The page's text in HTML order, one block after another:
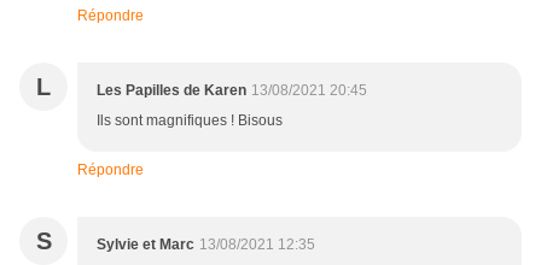
Répondre
L Les Papilles de Karen 13/08/2021 20:45
Ils sont magnifiques ! Bisous
Répondre
S Sylvie et Marc 13/08/2021 12:35